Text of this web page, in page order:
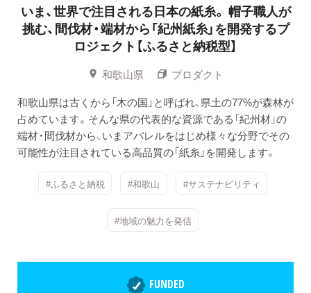
いま、世界で注目される日本の紙糸。 帽子職人が
挑む、間伐材・端材から「紀州紙糸」を開発するプ
ロジェクト【ふるさと納税型】
和歌山県
プロダクト
和歌山県は古くから「木の国」と呼ばれ、県土の77%が森林が
占めています。そんな県の代表的な資源である「紀州材」の
端材・間伐材から、いまアパレルをはじめ様々な分野でその
可能性が注目されている高品質の「紙糸」を開発します。
#ふるさと納税 #和歌山 #サステナビリティ
#地域の魅力を発信
FUNDED